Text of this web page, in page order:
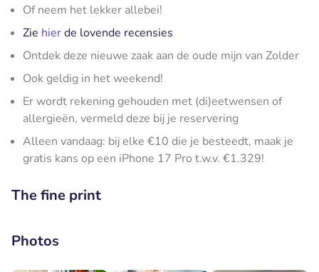
Of neem het lekker allebei!
Zie hierde lovende recensies
Ontdek deze nieuwe zaak aan de oude mijn van Zolder
Ook geldig in het weekend!
Er wordt rekening gehouden met (di)eetwensen of
allergieën, vermeld deze bij je reservering
Alleen vandaag: bij elke €10 die je besteedt, maak je
gratis kans op een iPhone 17 Pro t.w.v. €1.329!
The fine print
Photos